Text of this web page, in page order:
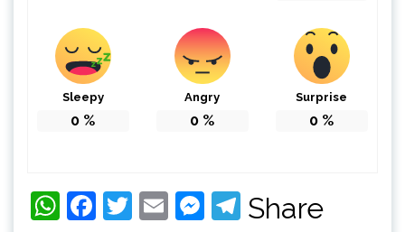
Sleepy
0 %
Angry
0 %
Surprise
0 %
WhatsApp
Facebook
Twitter
EmailMessenger
Telegram
Share